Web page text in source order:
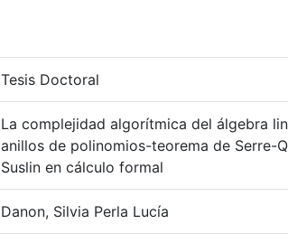
Tesis Doctoral
La complejidad algorítmica del álgebra
anillos de polinomios-teorema de Serre-
Suslin en cálculo formal
Danon, Silvia Perla Lucía